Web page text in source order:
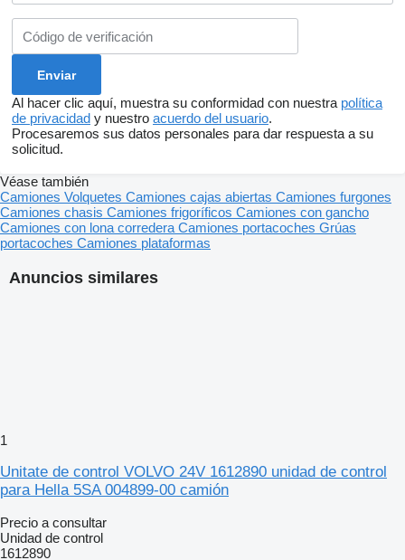
Al hacer clic aquí, muestra su conformidad con nuestra política
de privacidad y nuestro acuerdo del usuario.
Procesaremos sus datos personales para dar respuesta a su
solicitud.
Anuncios similares
1
Unitate de control VOLVO 24V 1612890 unidad de control
para Hella 5SA 004899-00 camión
Precio a consultar
Unidad de control
1612890
Véase también
Camiones Volquetes Camiones cajas abiertas Camiones furgones
Camiones chasis Camiones frigoríficos Camiones con gancho
Camiones con lona corredera Camiones portacoches Grúas
portacoches Camiones plataformas